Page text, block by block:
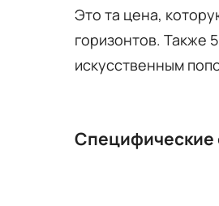
Это та цена,
горизонтов. Также
искусственным
Специфические